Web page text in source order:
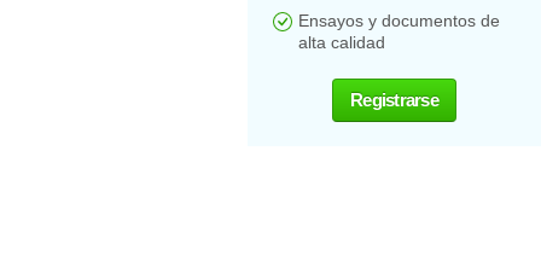
Ensayos y documentos de
alta calidad
Registrarse